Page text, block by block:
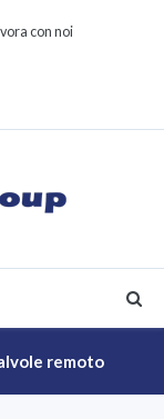
con noi
remoto